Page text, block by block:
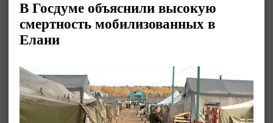
В Госдуме объяснили высокую
смертность мобилизованных в
Елани